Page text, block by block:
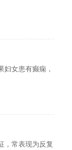
妇女患有癫痫，
，常表现为反复